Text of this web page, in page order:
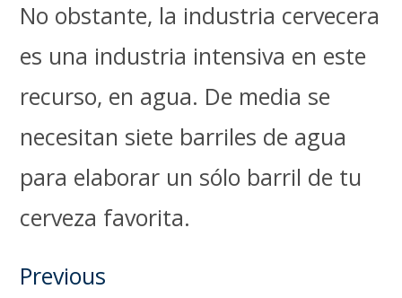
No obstante, la industria cervecera
es una industria intensiva en este
recurso, en agua. De media se
necesitan siete barriles de agua
para elaborar un sólo barril de tu
cerveza favorita.
Previous